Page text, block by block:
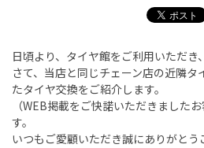
日頃より、タイヤ館をご利用いただき
さて、当店と同じチェーン店の近隣
たタイヤ交換をご紹介します。
（WEB掲載をご快諾いただきました
す。
いつもご愛顧いただき誠にありがとう